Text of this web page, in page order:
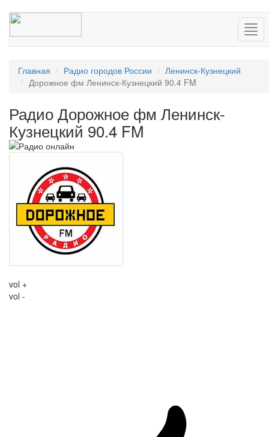
Главная Радио городов России
Ленинск-Кузнецкий
Дорожное фм Ленинск-Кузнецкий 90.4 FM
Радио Дорожное фм Ленинск-
Кузнецкий 90.4 FM
vol +
vol -